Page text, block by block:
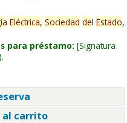
Eléctrica, Sociedad del Estado,
para préstamo: Signatura
carrito